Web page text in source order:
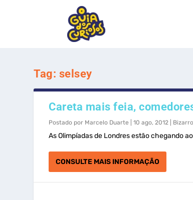
Tag: selsey
Careta mais feia,
Postado por Marcelo Duarte |10 ago, 2012 Bizarro
As Olimpíadas de Londres estão chegando
CONSULTE MAIS INFORMAÇÃO